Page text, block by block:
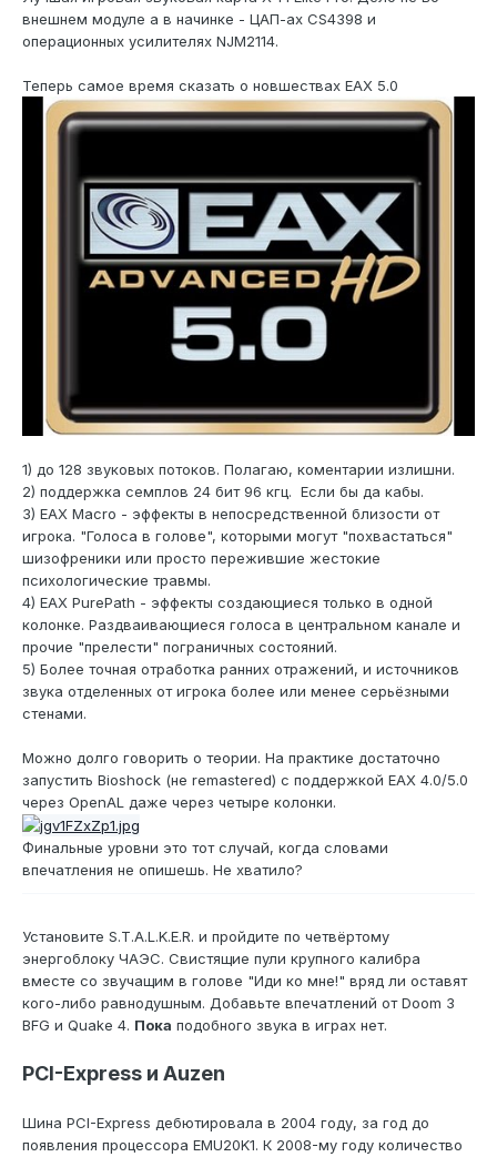
внешнем модуле а в начинке - ЦАП-ах CS4398 и
операционных усилителях NJM2114.
Теперь самое время сказать о новшествах EAX 5.0
1) до 128 звуковых потоков. Полагаю, коментарии излишни.
2) поддержка семплов 24 бит 96 кгц. Если бы да кабы.
3) EAX Macro - эффекты в непосредственной близости от
игрока. "Голоса в голове", которыми могут "похвастаться"
шизофреники или просто пережившие жестокие
психологические травмы.
4) EAX PurePath - эффекты создающиеся только в одной
колонке. Раздваивающиеся голоса в центральном канале и
прочие "прелести" пограничных состояний.
5) Более точная отработка ранних отражений, и источников
звука отделенных от игрока более или менее серьёзными
стенами.
Можно долго говорить о теории. На практике достаточно
запустить Bioshock (не remastered) с поддержкой EAX 4.0/5.0
через OpenAL даже через четыре колонки.
Финальные уровни это тот случай, когда словами
впечатления не опишешь. Не хватило?
Установите S.T.A.L.K.E.R. и пройдите по четвёртому
энергоблоку ЧАЭС. Свистящие пули крупного калибра
вместе со звучащим в голове "Иди ко мне!" вряд ли оставят
кого-либо равнодушным. Добавьте впечатлений от Doom 3
BFG и Quake 4. Пока подобного звука в играх нет.
PCI-Express и Auzen
Шина PCI-Express дебютировала в 2004 году, за год до
появления процессора EMU20K1. К 2008-му году количество